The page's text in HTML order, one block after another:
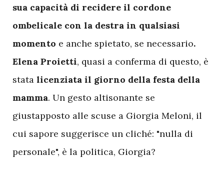
sua capacità di recidere il cordone
ombelicale con la destra in qualsiasi
momento e anche spietato, se necessario.
Elena Proietti, quasi a conferma di questo, è
stata licenziata il giorno della festa della
mamma. Un gesto altisonante se
giustapposto alle scuse a Giorgia Meloni, il
cui sapore suggerisce un cliché: "nulla di
personale", è la politica, Giorgia?